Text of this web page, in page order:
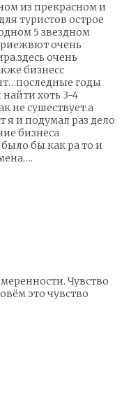
из прекрасном и
туристов острое
5 звездном
очень
очень
бизнесс
годы
хоть 3-4
не сушествует.а
я и подумал раз дело
бизнеса
бы как ра то и
Чувство
это чувство